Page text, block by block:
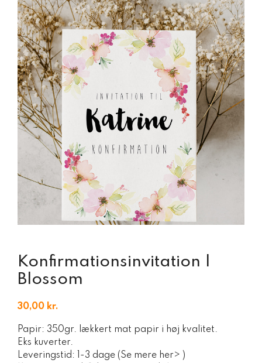
Konfirmationsinvitation |
Blossom
30,00 kr.
Papir: 350gr. lækkert mat papir i høj kvalitet.
Eks kuverter.
Leveringstid: 1-3 dage (Se mere her> )